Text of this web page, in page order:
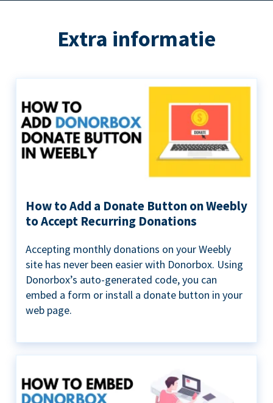
Extra informatie
How to Add a Donate Button on Weebly
to Accept Recurring Donations
Accepting monthly donations on your Weebly
site has never been easier with Donorbox. Using
Donorbox’s auto-generated code, you can
embed a form or install a donate button in your
web page.